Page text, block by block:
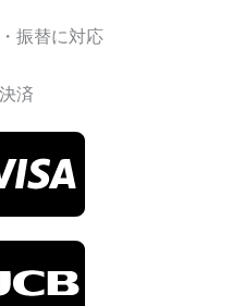
振替に対応
済